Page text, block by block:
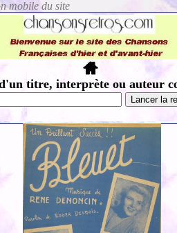
titre, interprète ou auteur